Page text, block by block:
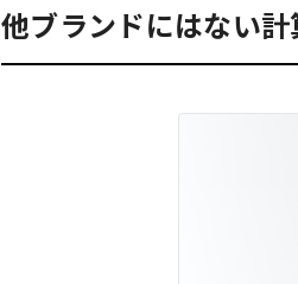
他ブランドにはない